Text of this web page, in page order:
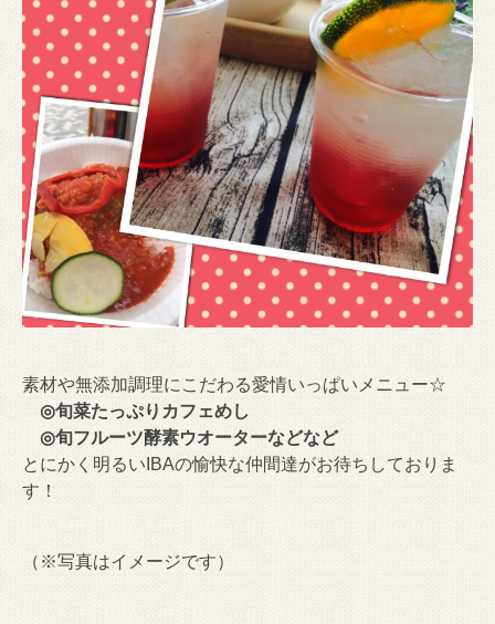
素材や無添加調理にこだわる愛情いっぱいメニュー☆
◎旬菜たっぷりカフェめし
◎旬フルーツ酵素ウオーターなどなど
とにかく明るいIBAの愉快な仲間達がお待ちしておりま
す！
（※写真はイメージです）